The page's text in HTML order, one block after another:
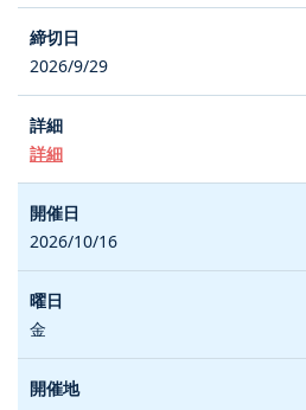
2026/9/29
詳細
2026/10/16
金